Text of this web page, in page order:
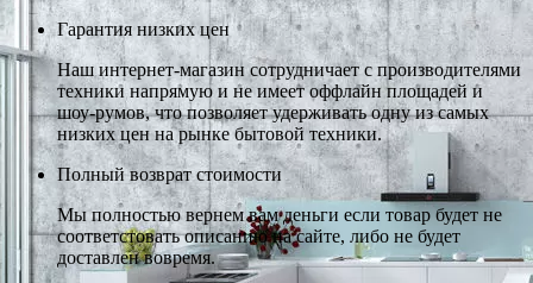
Гарантия низких цен
Наш интернет-магазин сотрудничает с производителями
техники напрямую и не имеет оффлайн площадей и
шоу-румов, что позволяет удерживать одну из самых
низких цен на рынке бытовой техники.
Полный возврат стоимости
Мы полностью вернем вам деньги если товар будет не
соответстовать описанию на сайте, либо не будет
доставлен вовремя.